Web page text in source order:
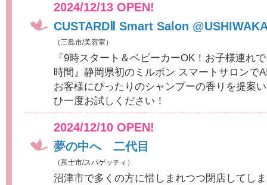
2024/12/13 OPEN!
CUSTARDⅡ Smart Salon
（三島市/美容室）
『9時スタート＆ベビーカーOK！お子様連れ
時間』静岡県初のミルボン スマートサロンで
お客様にぴったりのシャンプーの香りを提案
ひ一度お試しください！
2024/12/10 OPEN!
夢の中へ 二代目
（富士市/スパゲッティ）
沼津市で多くの方に惜しまれつつ閉店してし